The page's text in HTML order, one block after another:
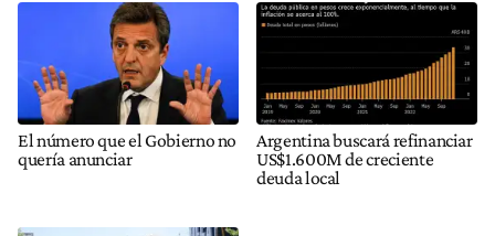
El número que el Gobierno no
quería anunciar
Argentina buscará refinanciar
US$1.600M de creciente
deuda local